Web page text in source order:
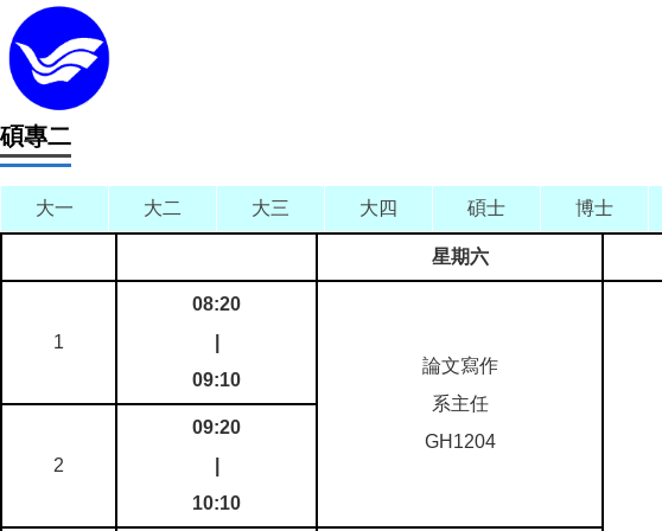
碩專二
大一 大二 大三 大四 碩士 博士
星期六
1
08:20
09:10
論文寫作
系主任
GH1204
2
09:20
10:10